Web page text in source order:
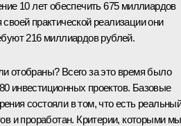
10 лет обеспечить 675 миллиардов
практической реализации они
216 миллиардов рублей.
отобраны? Всего за это время было
инвестиционных проектов. Базовые
состояли в том, что есть
и проработан. Критерии, которыми мы